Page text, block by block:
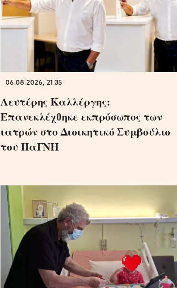
06.08.2026, 21:35
Λευτέρης Καλλέργης:
Επανεκλέχθηκε εκπρόσωπος των
ιατρών στο Διοικητικό Συμβούλιο
του ΠαΓΝΗ